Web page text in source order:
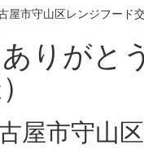
ありが
屋市守山